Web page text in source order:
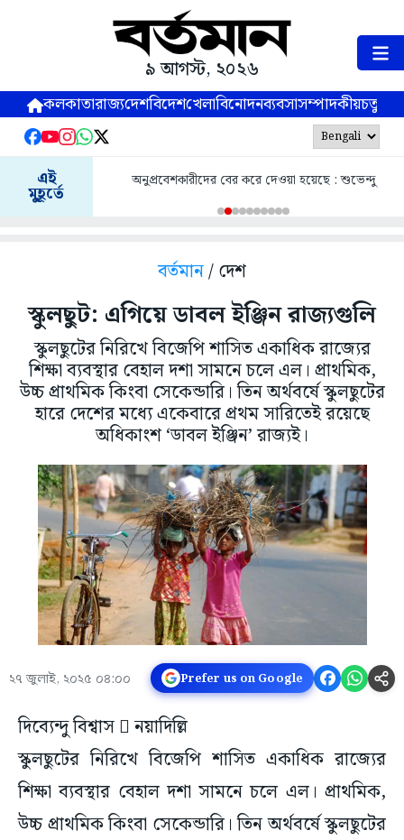
৯ আগস্ট, ২০২৬
কলকাতারাজ্যদেশবিদেশখেলাবিনোদনব্যবসাসম্পাদকীয়
এই
মুহূর্তে
অনুপ্রবেশকারীদের বের করে দেওয়া হয়েছে : শুভেন্দু
বর্তমান/ দেশ
স্কুলছুট: এগিয়ে ডাবল ইঞ্জিন রাজ্যগুলি
স্কুলছুটের নিরিখে বিজেপি শাসিত একাধিক রাজ্যের
শিক্ষা ব্যবস্থার বেহাল দশা সামনে চলে এল। প্রাথমিক,
উচ্চ প্রাথমিক কিংবা সেকেন্ডারি। তিন অর্থবর্ষে স্কুলছুটের
হারে দেশের মধ্যে একেবারে প্রথম সারিতেই রয়েছে
অধিকাংশ ‘ডাবল ইঞ্জিন’ রাজ্যই।
২৭ জুলাই, ২০২৫ ০৪:০০ Prefer us on Google
দিব্যেন্দু বিশ্বাস  নয়াদিল্লি
স্কুলছুটের নিরিখে বিজেপি শাসিত একাধিক রাজ্যের
শিক্ষা ব্যবস্থার বেহাল দশা সামনে চলে এল। প্রাথমিক,
উচ্চ প্রাথমিক কিংবা সেকেন্ডারি। তিন অর্থবর্ষে স্কুলছুটের